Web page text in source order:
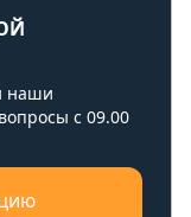
наши
с 09.00